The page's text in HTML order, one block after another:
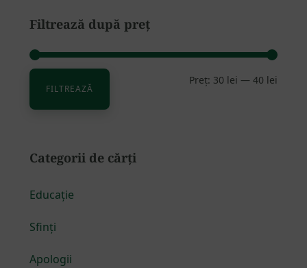
Filtrează după preț
FILTREAZĂ
Preț: 30 lei —40 lei
Categorii de cărți
Educație
Sfinți
Apologii